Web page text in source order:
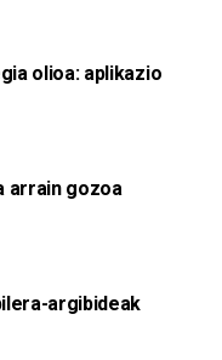
olioa: aplikazio
arrain gozoa
argibideak